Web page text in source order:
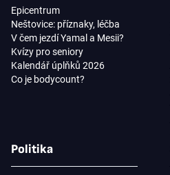
Epicentrum
Neštovice: příznaky, léčba
V čem jezdí Yamal a Mesii?
Kvízy pro seniory
Kalendář úplňků 2026
Co je bodycount?
Politika